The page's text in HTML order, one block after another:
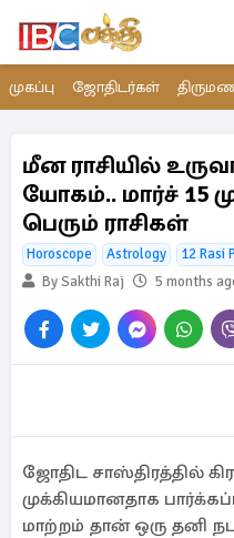
முகப்பு ஜோதிடர்கள்
மீன ராசியில்
யோகம்.. மார்ச் 15
பெரும் ராசிகள்
Horoscope Astrology
12 Rasi
By Sakthi Raj
5 months
ஜோதிட சாஸ்திரத்தில்
முக்கியமானதாக
மாற்றம் தான் ஒரு தனி